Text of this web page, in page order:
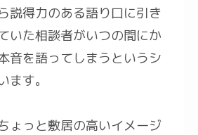
説得力のある語り口に引き
いた相談者がいつの間にか
音を語ってしまうというシ
ます。
ょっと敷居の高いイメージ